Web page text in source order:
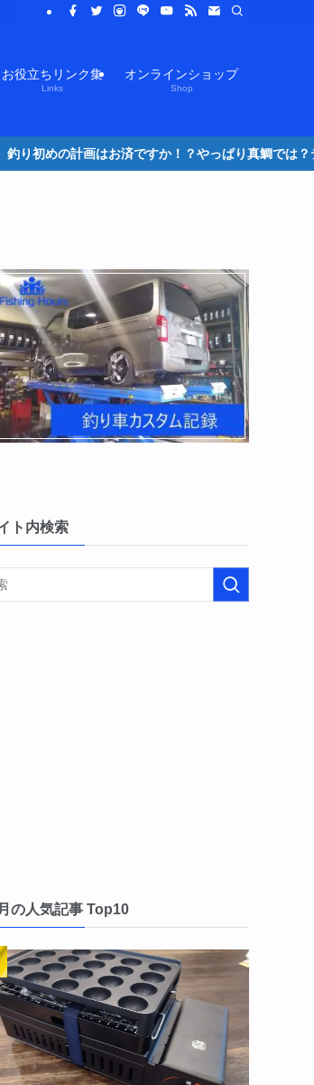
お役立ちリンク集
Links
オンラインショップ
Shop
やっぱり真鯛では？テンヤ・タイラバで一年を占い
ト内検索
の人気記事 Top10